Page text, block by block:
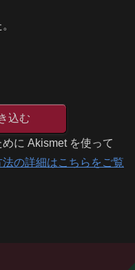
込む
に Akismet を使って
の詳細はこちらをご覧